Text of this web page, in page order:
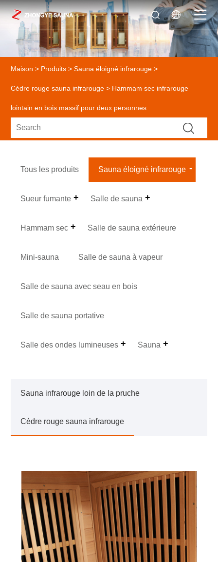
Maison > Produits >Sauna éloigné infrarouge >
Cèdre rouge sauna infrarouge > Hammam sec infrarouge
lointain en bois massif pour deux personnes
Tous les produits Sauna éloigné infrarouge
Sueur fumante Salle de sauna
Hammam sec Salle de sauna extérieure
Mini-sauna Salle de sauna à vapeur
Salle de sauna avec seau en bois
Salle de sauna portative
Salle des ondes lumineuses Sauna
Sauna infrarouge loin de la pruche
Cèdre rouge sauna infrarouge